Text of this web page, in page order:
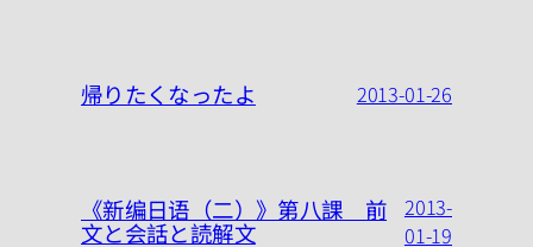
帰りたくなったよ 2013-01-26
《新编日语（二）》第八課 前
文と会話と読解文
2013-
01-19